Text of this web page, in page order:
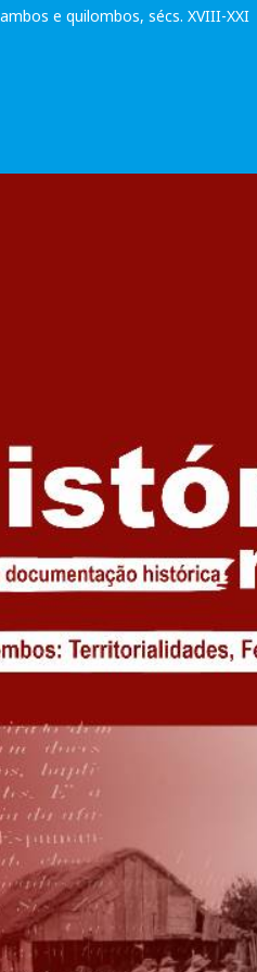
e quilombos, sécs. XVIII-XXI